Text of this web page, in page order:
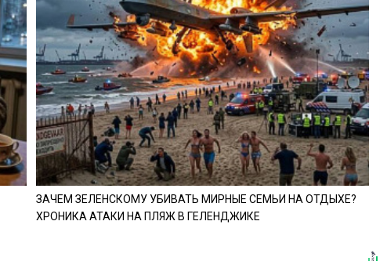
ЗАЧЕМ ЗЕЛЕНСКОМУ УБИВАТЬ МИРНЫЕ СЕМЬИ НА ОТДЫХЕ?
ХРОНИКА АТАКИ НА ПЛЯЖ В ГЕЛЕНДЖИКЕ